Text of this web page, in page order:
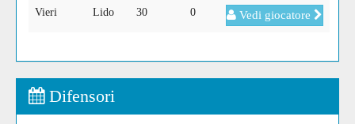
Vieri Lido 30 0 Vedi giocatore
Difensori